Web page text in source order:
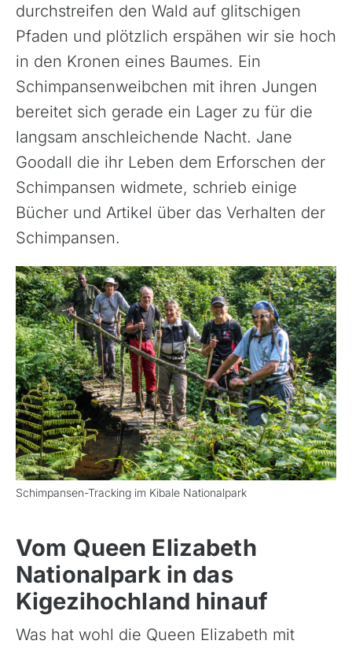
durchstreifen den Wald auf glitschigen
Pfaden und plötzlich erspähen wir sie hoch
in den Kronen eines Baumes. Ein
Schimpansenweibchen mit ihren Jungen
bereitet sich gerade ein Lager zu für die
langsam anschleichende Nacht. Jane
Goodall die ihr Leben dem Erforschen der
Schimpansen widmete, schrieb einige
Bücher und Artikel über das Verhalten der
Schimpansen.
Schimpansen-Tracking im Kibale Nationalpark
Vom Queen Elizabeth
Nationalpark in das
Kigezihochland hinauf
Was hat wohl die Queen Elizabeth mit
Azoren, Portugal
Baltikum (Estland, Lettland, Litauen)
Bikestationen
Bulgarien
Finnland